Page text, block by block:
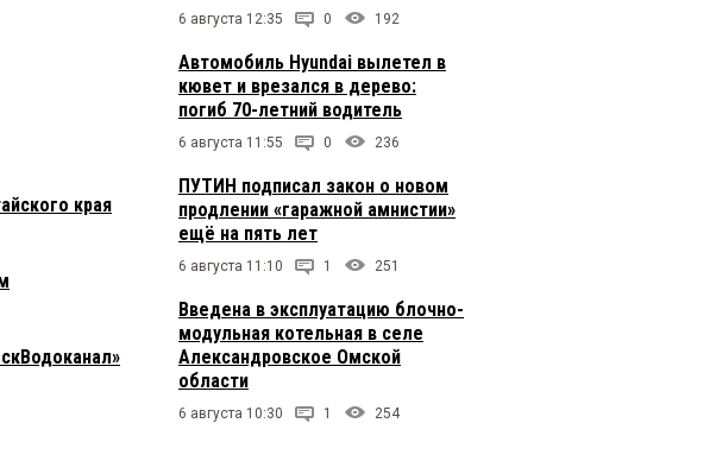
края
6 августа 12:35 0 192
Автомобиль Hyundai вылетел в
кювет и врезался в дерево:
погиб 70-летний водитель
6 августа 11:55 0 236
ПУТИН подписал закон о новом
продлении «гаражной амнистии»
ещё на пять лет
6 августа 11:10 1 251
Введена в эксплуатацию блочно-
модульная котельная в селе
Александровское Омской
области
6 августа 10:30 1 254